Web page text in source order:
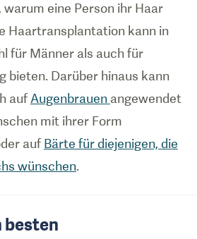
warum eine Person ihr Haar
Haartransplantation kann in
für Männer als auch für
bieten. Darüber hinaus kann
auf Augenbrauen angewendet
mit ihrer Form
auf Bärte für diejenigen, die
wünschen.
besten